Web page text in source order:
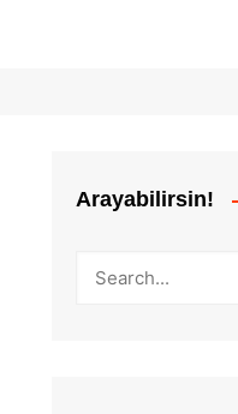
Arayabilirsin!